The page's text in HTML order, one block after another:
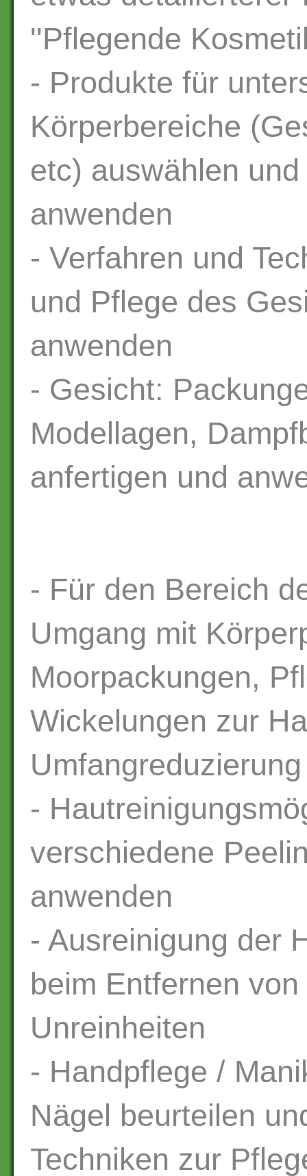
''Pflegende
- Produkte für
Körperbereiche
etc) auswählen
anwenden
- Verfahren und
und Pflege des
anwenden
- Gesicht:
Modellagen,
anfertigen und
- Für den Bereich
Umgang mit
Moorpackungen,
Wickelungen zur
-
verschiedene
anwenden
- Ausreinigung der
beim Entfernen
Unreinheiten
- Handpflege /
Nägel beurteilen
Techniken zur